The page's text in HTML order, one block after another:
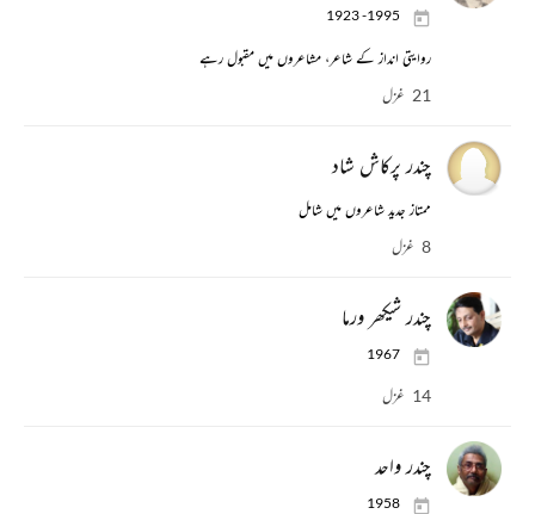
1923 -1995
روایتی انداز کے شاعر، مشاعروں میں مقبول رہے
21 غزل
چندر پرکاش شاد
ممتاز جدید شاعروں میں شامل
8 غزل
چندر شیکھر ورما
1967
14 غزل
چندر واحد
1958